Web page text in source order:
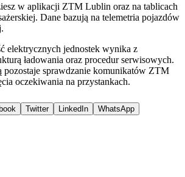
w aplikacji ZTM Lublin oraz na tablicach
Dane bazują na telemetria pojazdów
elektrycznych jednostek wynika z
ładowania oraz procedur serwisowych.
pozostaje sprawdzanie komunikatów ZTM
oczekiwania na przystankach.
Twitter LinkedIn WhatsApp